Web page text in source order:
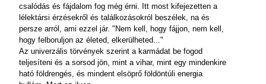
csalódás és fájdalom fog még érni. Itt most kifejezetten a
lélektársi érzésekről és találkozásokról beszélek, na és
persze arról, ami ezzel jár. "Nem kell, hogy fájjon, nem kell,
hogy felboruljon az életed, elkerülheted..."
Az univerzális törvények szerint a karmádat be fogod
teljesíteni és a sorsod jön, mint a vihar, mint egy mindenkire
ható földrengés, és mindent elsöprő földöntúli energia